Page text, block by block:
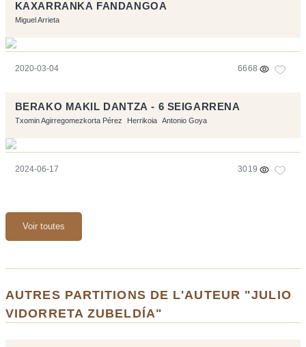
KAXARRANKA FANDANGOA
Miguel Arrieta
2020-03-04 6668
BERAKO MAKIL DANTZA - 6 SEIGARRENA
Txomin Agirregomezkorta Pérez Herrikoia Antonio Goya
2024-06-17 3019
Voir toutes
AUTRES PARTITIONS DE L'AUTEUR "JULIO
VIDORRETA ZUBELDÍA"